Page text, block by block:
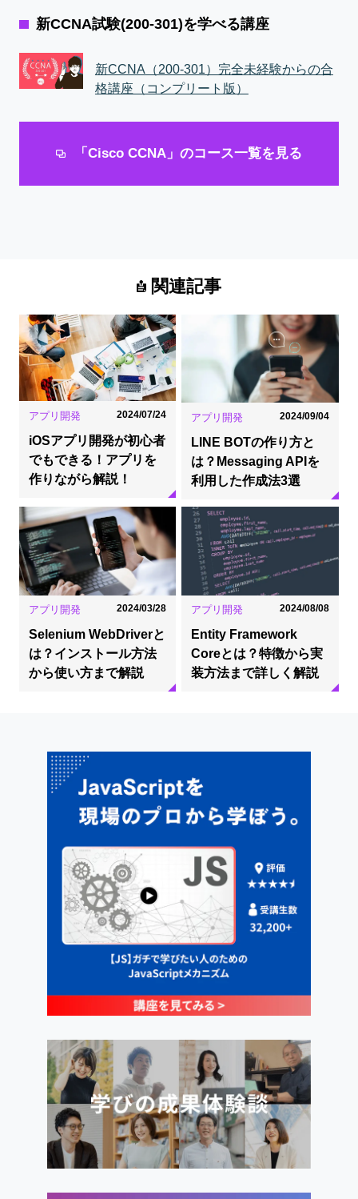
新CCNA試験(200-301)を学べる講座
新CCNA（200-301）完全未経験からの合
格講座（コンプリート版）
「Cisco CCNA」のコース一覧を見る
関連記事
アプリ開発 2024/07/24
iOSアプリ開発が初心者
でもできる！アプリを
作りながら解説！
アプリ開発 2024/09/04
LINE BOTの作り方と
は？Messaging APIを
利用した作成法3選
アプリ開発 2024/03/28
Selenium WebDriverと
は？インストール方法
から使い方まで解説
アプリ開発 2024/08/08
Entity Framework
Coreとは？特徴から実
装方法まで詳しく解説